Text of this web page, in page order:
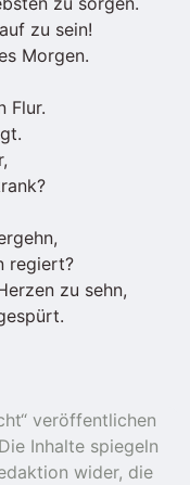
zu sein!
Morgen.
Flur.
regiert?
zu sehn,
veröffentlichen
Inhalte spiegeln
wider, die